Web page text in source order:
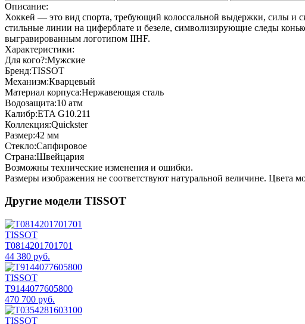
Описание:
Хоккей ― это вид спорта, требующий колоссальной выдержки, силы и
стильные линии на циферблате и безеле, символизирующие следы
выгравированным логотипом IIHF.
Характеристики:
Для кого?:Мужские
Бренд:TISSOT
Механизм:Кварцевый
Материал корпуса:Нержавеющая сталь
Водозащита:10 атм
Калибр:ETA G10.211
Коллекция:Quickster
Размер:42 мм
Стекло:Сапфировое
Страна:Швейцария
Возможны технические изменения и ошибки.
Размеры изображения не соответствуют натуральной величине. Цвета
Другие модели TISSOT
TISSOT
T0814201701701
44 380 руб.
TISSOT
T9144077605800
470 700 руб.
TISSOT